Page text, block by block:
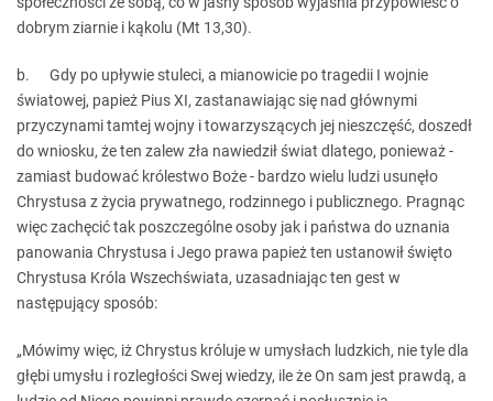
dobrym ziarnie i kąkolu (Mt 13,30).
b. Gdy po upływie stuleci, a mianowicie po tragedii I wojnie
światowej, papież Pius XI, zastanawiając się nad głównymi
przyczynami tamtej wojny i towarzyszących jej nieszczęść, doszedł
do wniosku, że ten zalew zła nawiedził świat dlatego, ponieważ -
zamiast budować królestwo Boże - bardzo wielu ludzi usunęło
Chrystusa z życia prywatnego, rodzinnego i publicznego. Pragnąc
więc zachęcić tak poszczególne osoby jak i państwa do uznania
panowania Chrystusa i Jego prawa papież ten ustanowił święto
Chrystusa Króla Wszechświata, uzasadniając ten gest w
następujący sposób:
„Mówimy więc, iż Chrystus króluje w umysłach ludzkich, nie tyle dla
głębi umysłu i rozległości Swej wiedzy, ile że On sam jest prawdą, a